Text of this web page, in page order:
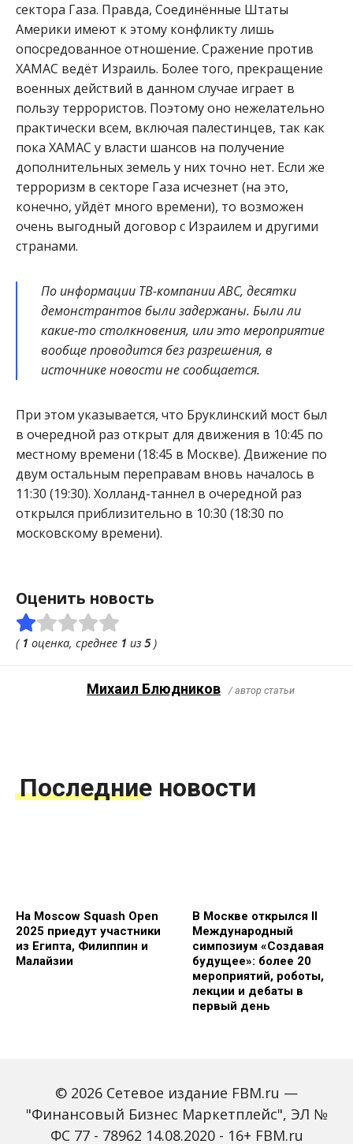
сектора Газа. Правда, Соединённые Штаты
Америки имеют к этому конфликту лишь
опосредованное отношение. Сражение против
ХАМАС ведёт Израиль. Более того, прекращение
военных действий в данном случае играет в
пользу террористов. Поэтому оно нежелательно
практически всем, включая палестинцев, так как
пока ХАМАС у власти шансов на получение
дополнительных земель у них точно нет. Если же
терроризм в секторе Газа исчезнет (на это,
конечно, уйдёт много времени), то возможен
очень выгодный договор с Израилем и другими
странами.
По информации ТВ-компании ABC, десятки
демонстрантов были задержаны. Были ли
какие-то столкновения, или это мероприятие
вообще проводится без разрешения, в
источнике новости не сообщается.
При этом указывается, что Бруклинский мост был
в очередной раз открыт для движения в 10:45 по
местному времени (18:45 в Москве). Движение по
двум остальным переправам вновь началось в
11:30 (19:30). Холланд-таннел в очередной раз
открылся приблизительно в 10:30 (18:30 по
московскому времени).
Оценить новость
( 1 оценка, среднее 1 из 5)
Михаил Блюдников / автор статьи
Последние новости
На Moscow Squash Open
2025 приедут участники
из Египта, Филиппин и
Малайзии
В Москве открылся II
Международный
симпозиум «Создавая
будущее»: более 20
мероприятий, роботы,
лекции и дебаты в
первый день
© 2026 Сетевое издание FBM.ru —
"Финансовый Бизнес Маркетплейс", ЭЛ №
ФС 77 - 78962 14.08.2020 - 16+ FBM.ru